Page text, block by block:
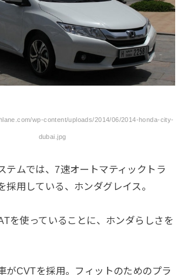
wp-content/uploads/2014/06/2014-honda-city-
dubai.jpg
テムでは、7速オートマティックトラ
採用している、ホンダグレイス。
を使っていることに、ホンダらしさを
がCVTを採用。フィットのためのプラ